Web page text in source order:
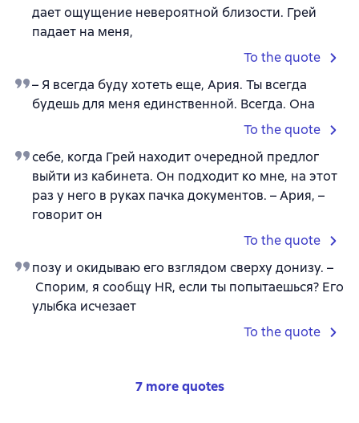
дает ощущение невероятной близости. Грей
падает на меня,
To the quote
– Я всегда буду хотеть еще, Ария. Ты всегда
будешь для меня единственной. Всегда. Она
To the quote
себе, когда Грей находит очередной предлог
выйти из кабинета. Он подходит ко мне, на этот
раз у него в руках пачка документов. – Ария, –
говорит он
To the quote
позу и окидываю его взглядом сверху донизу. –
Спорим, я сообщу HR, если ты попытаешься? Его
улыбка исчезает
To the quote
7 more quotes